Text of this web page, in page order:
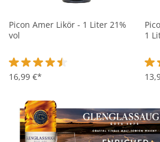
Picon Amer Likör - 1 Liter 21%
vol
Durchschnittliche Bewertung von 4.5
16,99 €*
1